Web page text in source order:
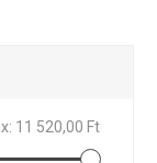
11 520,00 Ft